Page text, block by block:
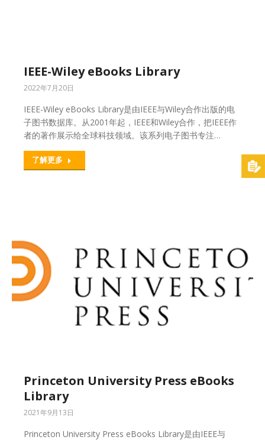
IEEE-Wiley eBooks Library
2022年7月20日
IEEE-Wiley eBooks Library是由IEEE与Wiley合作出版的电
子图书数据库。从2001年起，IEEE和Wiley合作，把IEEE作
者的著作展示给全球科技领域。该系列电子图书专注…
了解更多
Princeton University Press eBooks
Library
2021年9月13日
Princeton University Press eBooks Library是由IEEE与